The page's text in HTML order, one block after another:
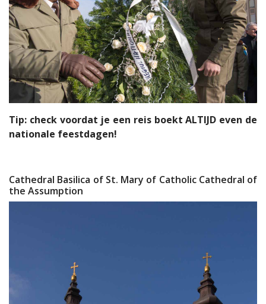
Tip: check voordat je een reis boekt ALTIJD even de
nationale feestdagen!
Cathedral Basilica of St. Mary of Catholic Cathedral of
the Assumption